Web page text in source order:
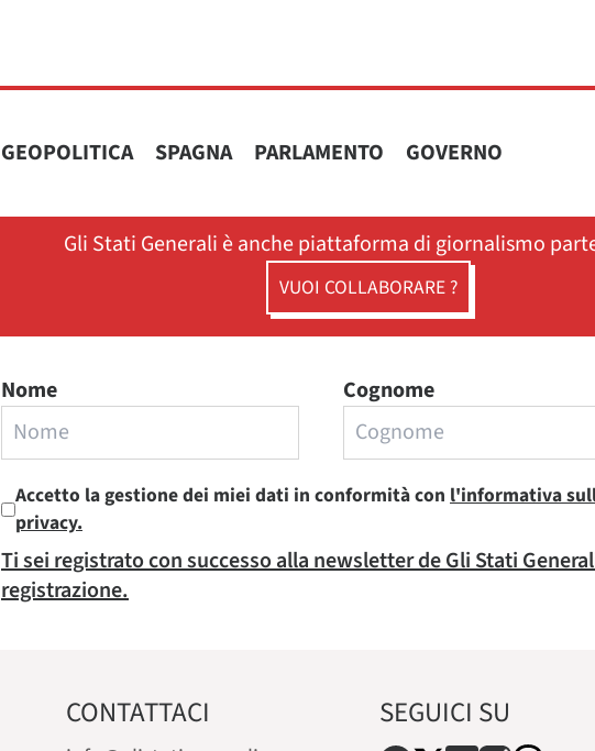
GEOPOLITICA SPAGNA PARLAMENTO GOVERNO
Gli Stati Generali è anche piattaforma di giornalismo
VUOI COLLABORARE ?
Nome Cognome
Accetto la gestione dei miei dati in conformità con l'informativa
privacy.
Ti sei registrato con successo alla newsletter de Gli Stati
registrazione.
CONTATTACI SEGUICI SU